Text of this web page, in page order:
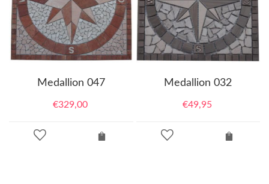
Medallion 047
€329,00
Medallion 032
€49,95